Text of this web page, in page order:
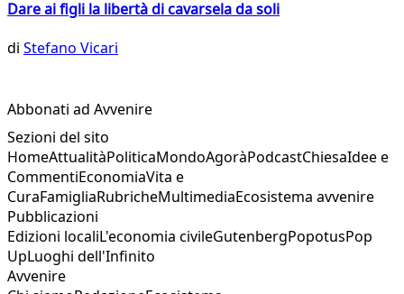
Dare ai figli la libertà di cavarsela da soli
di Stefano Vicari
Abbonati ad Avvenire
Sezioni del sito
HomeAttualitàPoliticaMondoAgoràPodcastChiesaIdee e
CommentiEconomiaVita e
CuraFamigliaRubricheMultimediaEcosistema avvenire
Pubblicazioni
Edizioni localiL'economia civileGutenbergPopotusPop
UpLuoghi dell'Infinito
Avvenire